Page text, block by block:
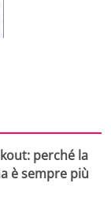
perché la
è sempre più